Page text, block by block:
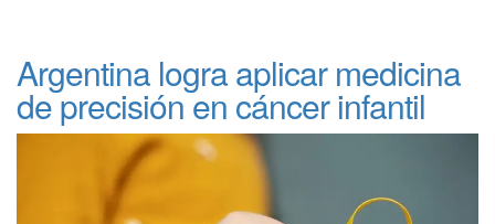
Argentina logra aplicar medicina
de precisión en cáncer infantil